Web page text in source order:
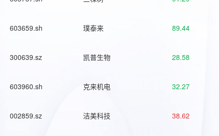
603659.sh 璞泰来 89.44
300639.sz 凯普生物 28.58
603960.sh 克来机电 32.27
002859.sz 洁美科技 38.62